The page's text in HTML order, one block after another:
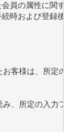
員の属性に関する
時および登録後に
客様は、所定の登
、所定の入力フォ